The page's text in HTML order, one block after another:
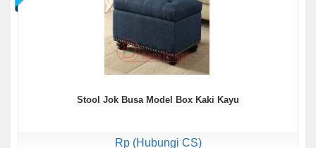
Stool Jok Busa Model Box Kaki Kayu
Rp (Hubungi CS)